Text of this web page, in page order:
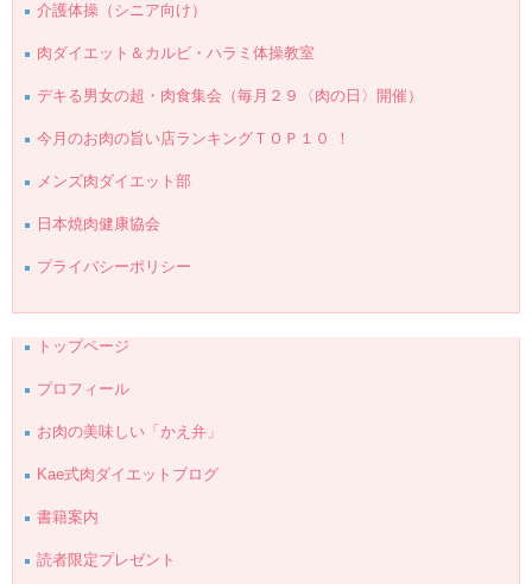
介護体操（シニア向け）
肉ダイエット＆カルビ・ハラミ体操教室
デキる男女の超・肉食集会（毎月２９〈肉の日〉開催）
今月のお肉の旨い店ランキングＴＯＰ１０ ！
メンズ肉ダイエット部
日本焼肉健康協会
プライバシーポリシー
トップページ
プロフィール
お肉の美味しい「かえ弁」
Kae式肉ダイエットブログ
書籍案内
読者限定プレゼント